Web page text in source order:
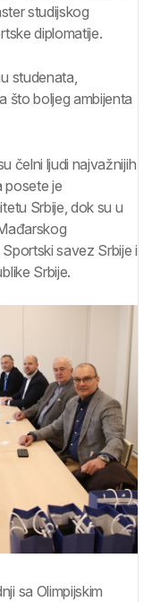
studijskog
diplomatije.
studenata,
što boljeg ambijenta
čelni ljudi najvažnijih
posete je
Srbije, dok su u
savez Srbije i
Srbije.
sa Olimpijskim